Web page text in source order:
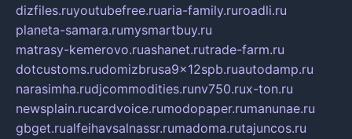
dizfiles.ruyoutubefree.ruaria-family.ruroadli.ru
planeta-samara.rumysmartbuy.ru
matrasy-kemerovo.ruashanet.rutrade-farm.ru
dotcustoms.rudomizbrusa9x12spb.ruautodamp.ru
narasimha.rudjcommodities.runv750.rux-ton.ru
newsplain.rucardvoice.rumodopaper.rumanunae.ru
gbget.rualfeihavsalnassr.rumadoma.rutajuncos.ru